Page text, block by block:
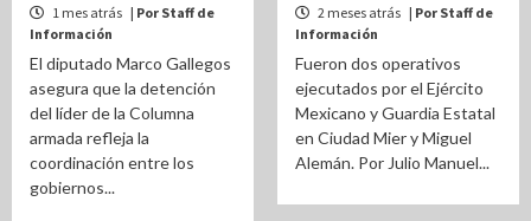
1 mes atrás | Por Staff de
Información
El diputado Marco Gallegos
asegura que la detención
del líder de la Columna
armada refleja la
coordinación entre los
gobiernos...
2 meses atrás | Por Staff de
Información
Fueron dos operativos
ejecutados por el Ejército
Mexicano y Guardia Estatal
en Ciudad Mier y Miguel
Alemán. Por Julio Manuel...